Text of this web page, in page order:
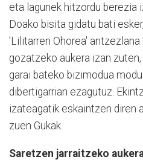
eta lagunek hitzordu berezia
Doako bisita gidatu bati
'Lilitarren Ohorea'
gozatzeko aukera izan
garai bateko bizimodua
dibertigarrian ezagutuz.
izateagatik eskaintzen diren
zuen Gukak.
Saretzen jarraitzeko